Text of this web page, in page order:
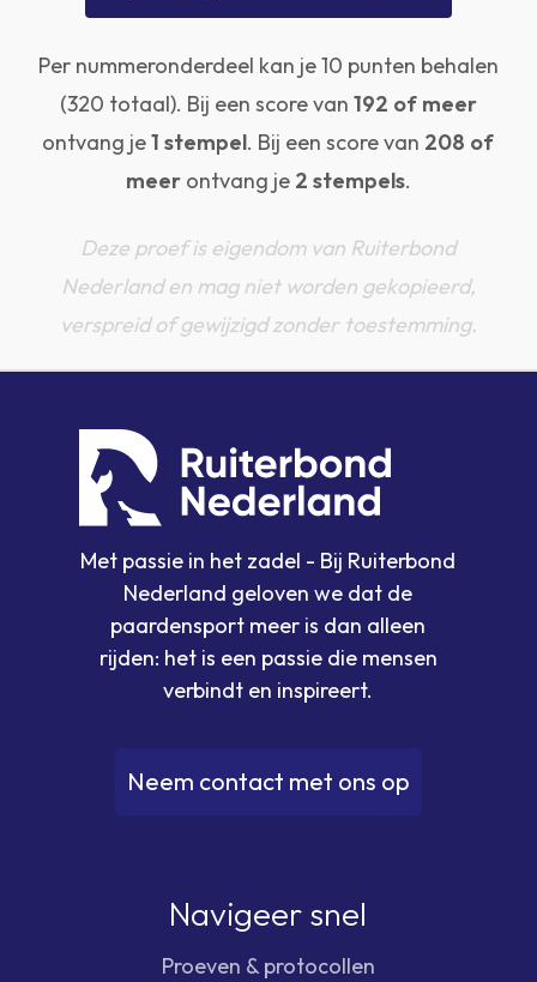
Per nummeronderdeel kan je 10 punten behalen
(320 totaal). Bij een score van 192 of meer
ontvang je1 stempel. Bij een score van 208 of
meerontvang je 2 stempels.
Deze proef is eigendom van Ruiterbond
Nederland en mag niet worden gekopieerd,
verspreid of gewijzigd zonder toestemming.
Met passie in het zadel - Bij Ruiterbond
Nederland geloven we dat de
paardensport meer is dan alleen
rijden: het is een passie die mensen
verbindt en inspireert.
Neem contact met ons op
Navigeer snel
Proeven & protocollen